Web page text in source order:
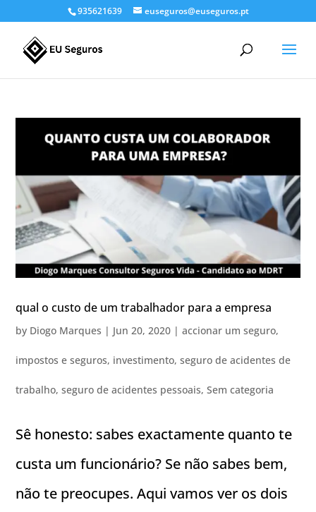
935621639 euseguros@euseguros.pt
qual o custo de um trabalhador para a empresa
by Diogo Marques | Jun 20, 2020 |accionar um seguro,
impostos e seguros, investimento,seguro de acidentes de
trabalho,seguro de acidentes pessoais,Sem categoria
Sê honesto: sabes exactamente quanto te
custa um funcionário? Se não sabes bem,
não te preocupes. Aqui vamos ver os dois